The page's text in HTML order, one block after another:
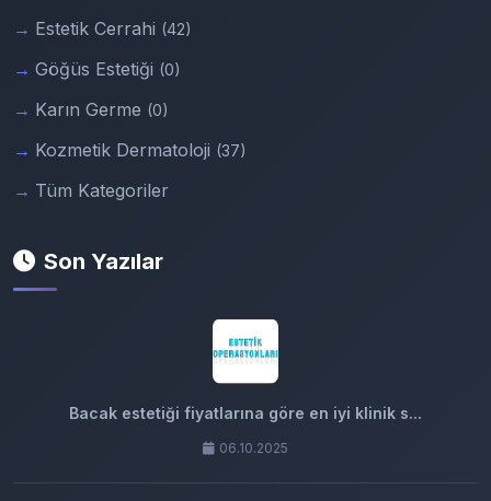
Estetik Cerrahi (42)
Göğüs Estetiği (0)
Karın Germe (0)
Kozmetik Dermatoloji (37)
Tüm Kategoriler
Son Yazılar
Bacak estetiği fiyatlarına göre en iyi klinik s...
06.10.2025